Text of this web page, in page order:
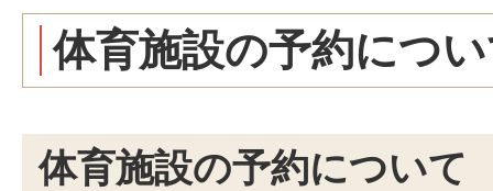
体育施設の予約につ
体育施設の予約について